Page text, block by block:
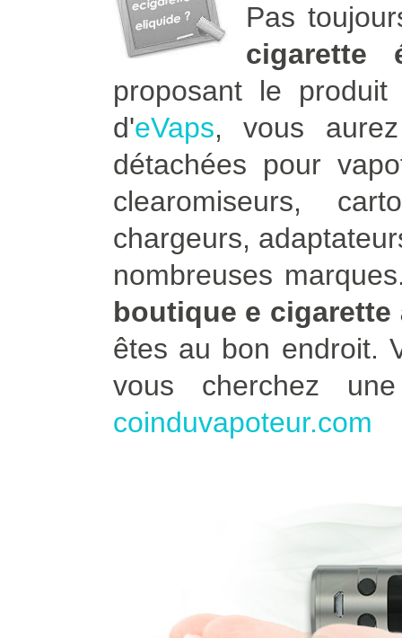
Pas
cigarette
proposant le
d'eVaps, vous
détachées pour
clearomiseurs,
chargeurs,
nombreuses
boutique e cigarette
êtes au bon endroit.
vous cherchez
coinduvapoteur.com